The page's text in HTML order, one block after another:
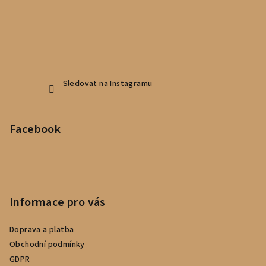
Sledovat na Instagramu
Facebook
Informace pro vás
Doprava a platba
Obchodní podmínky
GDPR